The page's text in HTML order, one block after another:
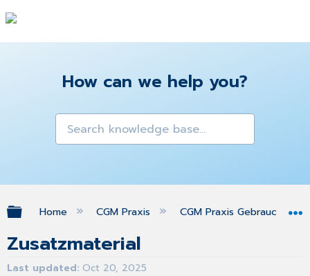
How can we help you?
Expand/collapse global hierarchy
Home CGM Praxis CGM Praxis
Zusatzmaterial
Last updated Oct 20, 2025